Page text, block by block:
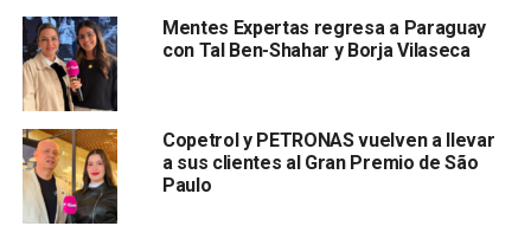
Mentes Expertas regresa a Paraguay
con Tal Ben-Shahar y Borja Vilaseca
Copetrol y PETRONAS vuelven a llevar
a sus clientes al Gran Premio de São
Paulo